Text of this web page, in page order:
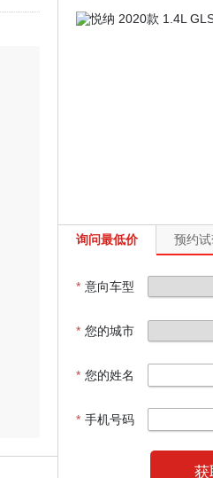
询问最低价 预约
* 意向车型
* 您的城市
* 您的姓名
* 手机号码
获